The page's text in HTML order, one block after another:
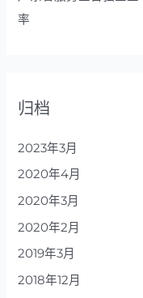
率
归档
2023年3月
2020年4月
2020年3月
2020年2月
2019年3月
2018年12月